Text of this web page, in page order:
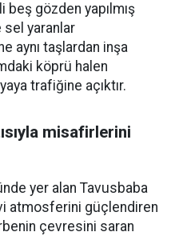
beş gözden yapılmış
sel yaranlar
aynı taşlardan inşa
köprü halen
trafiğine açıktır.
misafirlerini
yer alan Tavusbaba
atmosferini güçlendiren
çevresini saran